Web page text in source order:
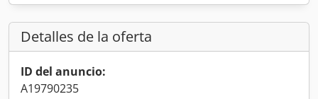
Detalles de la oferta
ID del anuncio:
A19790235